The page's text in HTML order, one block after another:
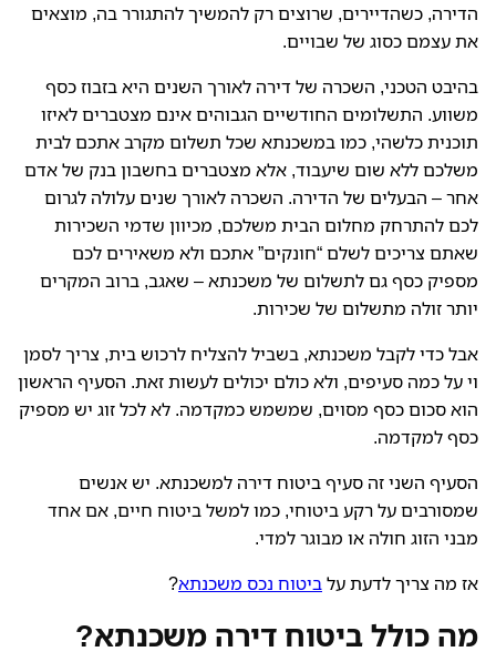
הדירה, כשהדיירים, שרוצים רק להמשיך להתגורר בה, מוצאים
את עצמם כסוג של שבויים.
בהיבט הטכני, השכרה של דירה לאורך השנים היא בזבוז כסף
משווע. התשלומים החודשיים הגבוהים אינם מצטברים לאיזו
תוכנית כלשהי, כמו במשכנתא שכל תשלום מקרב אתכם לבית
משלכם ללא שום שיעבוד, אלא מצטברים בחשבון בנק של אדם
אחר – הבעלים של הדירה. השכרה לאורך שנים עלולה לגרום
לכם להתרחק מחלום הבית משלכם, מכיוון שדמי השכירות
שאתם צריכים לשלם “חונקים” אתכם ולא משאירים לכם
מספיק כסף גם לתשלום של משכנתא – שאגב, ברוב המקרים
יותר זולה מתשלום של שכירות.
אבל כדי לקבל משכנתא, בשביל להצליח לרכוש בית, צריך לסמן
וי על כמה סעיפים, ולא כולם יכולים לעשות זאת. הסעיף הראשון
הוא סכום כסף מסוים, שמשמש כמקדמה. לא לכל זוג יש מספיק
כסף למקדמה.
הסעיף השני זה סעיף ביטוח דירה למשכנתא. יש אנשים
שמסורבים על רקע ביטוחי, כמו למשל ביטוח חיים, אם אחד
מבני הזוג חולה או מבוגר למדי.
אז מה צריך לדעת עלביטוח נכס משכנתא?
מה כולל ביטוח דירה משכנתא?